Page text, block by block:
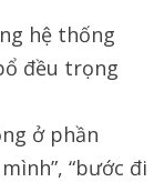
hệ thống
đều trọng
ở phần
“bước đi